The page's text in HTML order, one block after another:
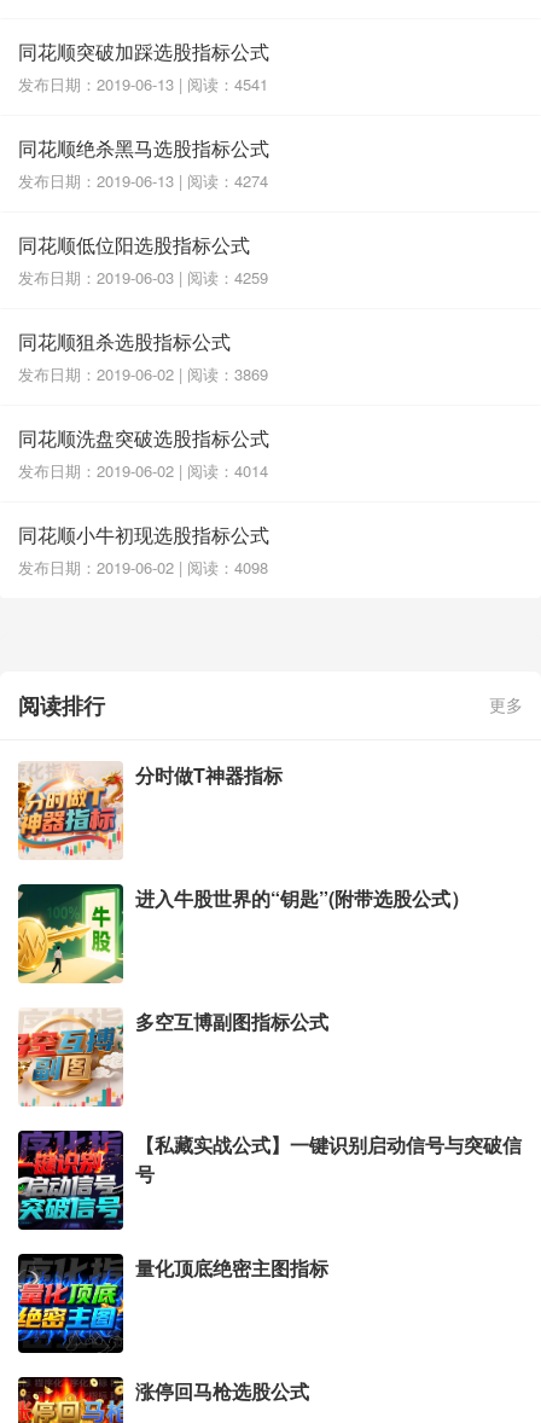
同花顺突破加踩选股指标公式
发布日期：2019-06-13 | 阅读：4541
同花顺绝杀黑马选股指标公式
发布日期：2019-06-13 | 阅读：4274
同花顺低位阳选股指标公式
发布日期：2019-06-03 | 阅读：4259
同花顺狙杀选股指标公式
发布日期：2019-06-02 | 阅读：3869
同花顺洗盘突破选股指标公式
发布日期：2019-06-02 | 阅读：4014
同花顺小牛初现选股指标公式
发布日期：2019-06-02 | 阅读：4098
阅读排行 更多
分时做T神器指标
进入牛股世界的“钥匙”(附带选股公式）
多空互博副图指标公式
【私藏实战公式】一键识别启动信号与突破信
号
量化顶底绝密主图指标
涨停回马枪选股公式